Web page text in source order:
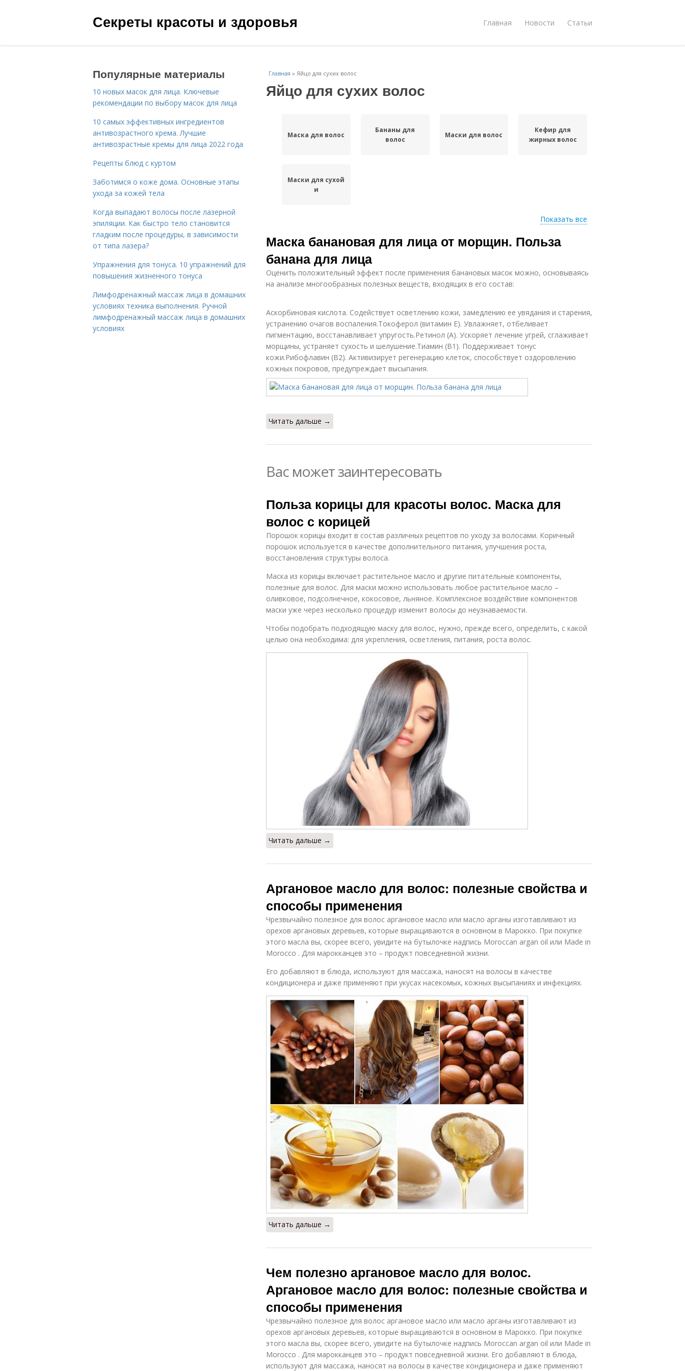
Секреты красоты и здоровья Главная Новости Статьи
Главная » Яйцо для сухих волос
Яйцо для сухих волос
Маска для волос
Бананы для
волос
Маски для волос
Кефир для
жирных волос
Маски для сухой
и
Показать все
Маска банановая для лица от морщин. Польза
банана для лица
Оценить положительный эффект после применения банановых масок можно, основываясь
на анализе многообразных полезных веществ, входящих в его состав:
Аскорбиновая кислота. Содействует осветлению кожи, замедлению ее увядания и старения,
устранению очагов воспаления.Токоферол (витамин Е). Увлажняет, отбеливает
пигментацию, восстанавливает упругость.Ретинол (А). Ускоряет лечение угрей, сглаживает
морщины, устраняет сухость и шелушение.Тиамин (В1). Поддерживает тонус
кожи.Рибофлавин (В2). Активизирует регенерацию клеток, способствует оздоровлению
кожных покровов, предупреждает высыпания.
Читать дальше →
Вас может заинтересовать
Польза корицы для красоты волос. Маска для
волос с корицей
Порошок корицы входит в состав различных рецептов по уходу за волосами. Коричный
порошок используется в качестве дополнительного питания, улучшения роста,
восстановления структуры волоса.
Маска из корицы включает растительное масло и другие питательные компоненты,
полезные для волос. Для маски можно использовать любое растительное масло –
оливковое, подсолнечное, кокосовое, льняное. Комплексное воздействие компонентов
маски уже через несколько процедур изменит волосы до неузнаваемости.
Чтобы подобрать подходящую маску для волос, нужно, прежде всего, определить, с какой
целью она необходима: для укрепления, осветления, питания, роста волос.
Читать дальше →
Аргановое масло для волос: полезные свойства и
способы применения
Чрезвычайно полезное для волос аргановое масло или масло арганы изготавливают из
орехов аргановых деревьев, которые выращиваются в основном в Марокко. При покупке
этого масла вы, скорее всего, увидите на бутылочке надпись Moroccan argan oil или Made in
Morocco . Для марокканцев это – продукт повседневной жизни.
Его добавляют в блюда, используют для массажа, наносят на волосы в качестве
кондиционера и даже применяют при укусах насекомых, кожных высыпаниях и инфекциях.
Читать дальше →
Чем полезно аргановое масло для волос.
Аргановое масло для волос: полезные свойства и
способы применения
Чрезвычайно полезное для волос аргановое масло или масло арганы изготавливают из
орехов аргановых деревьев, которые выращиваются в основном в Марокко. При покупке
этого масла вы, скорее всего, увидите на бутылочке надпись Moroccan argan oil или Made in
Morocco . Для марокканцев это – продукт повседневной жизни. Его добавляют в блюда,
используют для массажа, наносят на волосы в качестве кондиционера и даже применяют
Популярные материалы
10 новых масок для лица. Ключевые
рекомендации по выбору масок для лица
10 самых эффективных ингредиентов
антивозрастного крема. Лучшие
антивозрастные кремы для лица 2022 года
Рецепты блюд с куртом
Заботимся о коже дома. Основные этапы
ухода за кожей тела
Когда выпадают волосы после лазерной
эпиляции. Как быстро тело становится
гладким после процедуры, в зависимости
от типа лазера?
Упражнения для тонуса. 10 упражнений для
повышения жизненного тонуса
Лимфодренажный массаж лица в домашних
условиях техника выполнения. Ручной
лимфодренажный массаж лица в домашних
условиях